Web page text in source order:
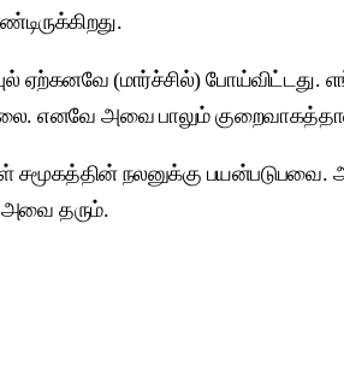
ஏற்கனவே (மார்ச்சில்) போய்விட்டது.
எனவே அவை பாலும் குறைவாகத்தான்
சமூகத்தின் நலனுக்கு
தரும்.